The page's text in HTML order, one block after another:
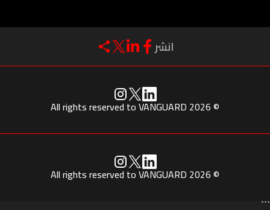
انشر
© 2026 All rights reserved to VANGUARD
© 2026 All rights reserved to VANGUARD
```